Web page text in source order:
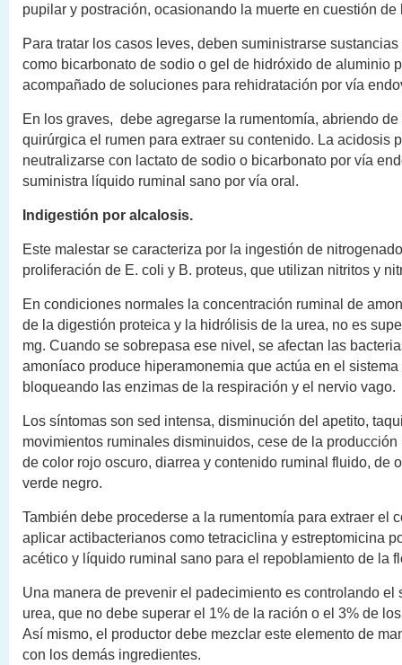
pupilar y postración, ocasionando la muerte en cuestión de
Para tratar los casos leves, deben suministrarse
como bicarbonato de sodio o gel de hidróxido de aluminio
acompañado de soluciones para rehidratación por vía
En los graves, debe agregarse la rumentomía, abriendo de
quirúrgica el rumen para extraer su contenido. La acidosis
neutralizarse con lactato de sodio o bicarbonato por vía
suministra líquido ruminal sano por vía oral.
Indigestión por alcalosis.
Este malestar se caracteriza por la ingestión de
proliferación de E. coli y B. proteus, que utilizan nitritos y
En condiciones normales la concentración ruminal de
de la digestión proteica y la hidrólisis de la urea, no es
mg. Cuando se sobrepasa ese nivel, se afectan las
amoníaco produce hiperamonemia que actúa en el
bloqueando las enzimas de la respiración y el nervio vago.
Los síntomas son sed intensa, disminución del apetito,
movimientos ruminales disminuidos, cese de la producción
de color rojo oscuro, diarrea y contenido ruminal fluido, de
verde negro.
También debe procederse a la rumentomía para extraer el
aplicar actibacterianos como tetraciclina y estreptomicina
acético y líquido ruminal sano para el repoblamiento de la
Una manera de prevenir el padecimiento es controlando el
urea, que no debe superar el 1% de la ración o el 3% de
Así mismo, el productor debe mezclar este elemento de
con los demás ingredientes.